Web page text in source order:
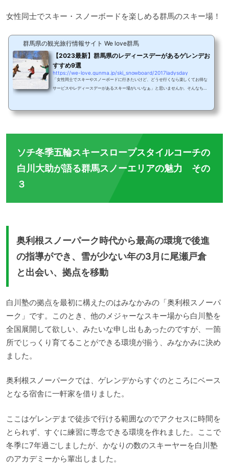
女性同士でスキー・スノーボードを楽しめる群馬のスキー場！
群馬県の観光旅行情報サイト We love群馬
【2023最新】群馬県のレディースデーがあるゲレンデお
すすめ9選
https://we-love.gunma.jp/ski_snowboard/2017ladysday
「女性同士でスキーやスノーボードに行きたいけど、どうせ行くなら楽しくてお得な
サービスやレディースデーがあるスキー場がいいなぁ」と思いませんか。そんなちょ
スキー場をチェックして、楽しいスキー&スノボの旅を過ごしてくださいね。スキー
ソチ冬季五輪スキースロープスタイルコーチの
白川大助が語る群馬スノーエリアの魅力 その
３
奥利根スノーパーク時代から最高の環境で後進
の指導ができ、雪が少ない年の3月に尾瀬戸倉
と出会い、拠点を移動
白川塾の拠点を最初に構えたのはみなかみの「奥利根スノーパ
ーク」です。このとき、他のメジャーなスキー場から白川塾を
全国展開して欲しい、みたいな申し出もあったのですが、一箇
所でじっくり育てることができる環境が揃う、みなかみに決め
ました。
奥利根スノーパークでは、ゲレンデからすぐのところにベース
となる宿舎に一軒家を借りました。
ここはゲレンデまで徒歩で行ける範囲なのでアクセスに時間を
とられず、すぐに練習に専念できる環境を作れました。ここで
冬季に7年過ごしましたが、かなりの数のスキーヤーを白川塾
のアカデミーから輩出しました。